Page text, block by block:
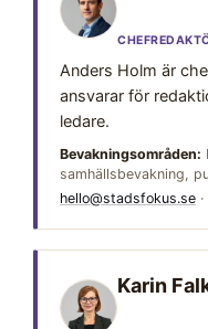
Anders Holm är
ansvarar för
ledare.
Bevakningsområden:
samhällsbevakning,
hello@stadsfokus.se ·
Karin